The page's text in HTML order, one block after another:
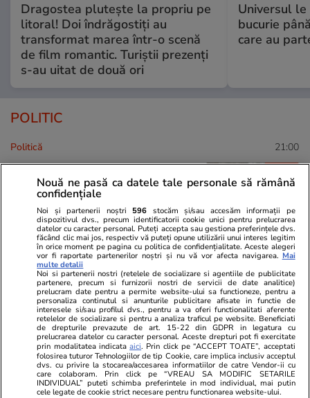
Dragostea plutește la propriu pe
litoral! Doi îndrăgostiți au
transformat marea într-o scenă
de film romantic. Turiștii prezenți
s-au uitat de două ori
Universul
bucurie
care au
POLITIC
Politică 21:00
Marii câștigători ai legii
salarizării unitare:
parlamentarii. Lefuri mărite în
următorii ani cu sume cuprinse
în 5.000 și 7.000 de lei
Politică 15:14
Ciprian Ciucu, despre „bombele
bugetare” de 20 de ani de la
Primăria Capitalei: „Acoperi o
gaură, apare alta”
Nouă ne pasă ca datele tale personale să rămână
confidențiale
Noi și partenerii noștri 596 stocăm și/sau accesăm informații pe
dispozitivul dvs., precum identificatorii cookie unici pentru prelucrarea
datelor cu caracter personal. Puteți accepta sau gestiona preferințele dvs.
făcând clic mai jos, respectiv vă puteți opune utilizării unui interes legitim
în orice moment pe pagina cu politica de confidențialitate. Aceste alegeri
vor fi raportate partenerilor noștri și nu vă vor afecta navigarea. Mai
multe detalii
Noi si partenerii nostri (retelele de socializare si agentiile de publicitate
partenere, precum si furnizorii nostri de servicii de date analitice)
prelucram date pentru a permite website-ului sa functioneze, pentru a
personaliza continutul si anunturile publicitare afisate in functie de
interesele si/sau profilul dvs., pentru a va oferi functionalitati aferente
retelelor de socializare si pentru a analiza traficul pe website. Beneficiati
de drepturile prevazute de art. 15-22 din GDPR in legatura cu
prelucrarea datelor cu caracter personal. Aceste drepturi pot fi exercitate
prin modalitatea indicataaici. Prin click pe “ACCEPT TOATE”, acceptati
folosirea tuturor Tehnologiilor de tip Cookie, care implica inclusiv acceptul
dvs. cu privire la stocarea/accesarea informatiilor de catre Vendor-ii cu
care colaboram. Prin click pe “VREAU SA MODIFIC SETARILE
INDIVIDUAL” puteti schimba preferintele in mod individual, mai putin
cele legate de cookie strict necesare pentru functionarea website-ului.